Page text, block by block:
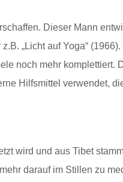
Dieser Mann
„Licht auf Yoga“
noch mehr komplettiert.
Hilfsmittel verwendet,
wird und aus Tibet
darauf im Stillen zu